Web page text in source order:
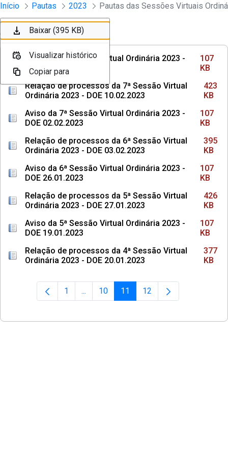
Pular para o Conteúdo principal
Sessões e Reuniões - Documentos
Início Pautas 2023
Ordenar Filtro
Aviso da 8ª Sessão Virtual Ordinária 2023 -
DOE 09.02.2023
107
KB
Relação de processos da 7ª Sessão Virtual
Ordinária 2023 - DOE 10.02.2023
423
KB
Aviso da 7ª Sessão Virtual Ordinária 2023 -
DOE 02.02.2023
107
KB
Relação de processos da 6ª Sessão Virtual
Ordinária 2023 - DOE 03.02.2023
395
KB
Aviso da 6ª Sessão Virtual Ordinária 2023 -
DOE 26.01.2023
107
KB
Relação de processos da 5ª Sessão Virtual
Ordinária 2023 - DOE 27.01.2023
426
KB
Aviso da 5ª Sessão Virtual Ordinária 2023 -
DOE 19.01.2023
107
KB
Relação de processos da 4ª Sessão Virtual
Ordinária 2023 - DOE 20.01.2023
377
KB
Página
1 ...Páginas intermediárias Usar ABA para
Página
10 Página
11 Página
12
Baixar (107 KB)
Visualizar histórico
Copiar para
Baixar (423 KB)
Visualizar histórico
Copiar para
Baixar (107 KB)
Visualizar histórico
Copiar para
Baixar (395 KB)
Visualizar histórico
Copiar para